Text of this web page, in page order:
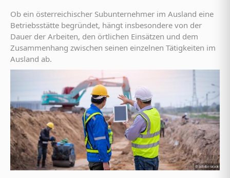
Ob ein österreichischer Subunternehmer im Ausland eine
Betriebsstätte begründet, hängt insbesondere von der
Dauer der Arbeiten, den örtlichen Einsätzen und dem
Zusammenhang zwischen seinen einzelnen Tätigkeiten im
Ausland ab.